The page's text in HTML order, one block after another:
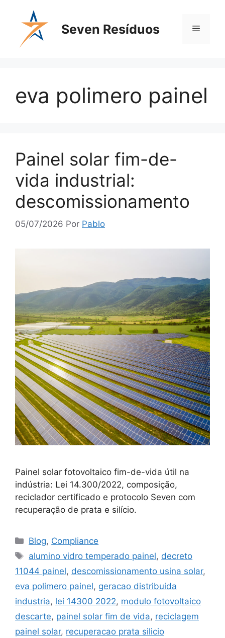
Seven Resíduos
eva polimero painel
Painel solar fim-de-
vida industrial:
descomissionamento
05/07/2026 Por Pablo
Painel solar fotovoltaico fim-de-vida útil na
indústria: Lei 14.300/2022, composição,
reciclador certificado e protocolo Seven com
recuperação de prata e silício.
Blog, Compliance
alumino vidro temperado painel, decreto
11044 painel, descomissionamento usina solar,
eva polimero painel, geracao distribuida
industria, lei 14300 2022, modulo fotovoltaico
descarte, painel solar fim de vida, reciclagem
painel solar, recuperacao prata silicio